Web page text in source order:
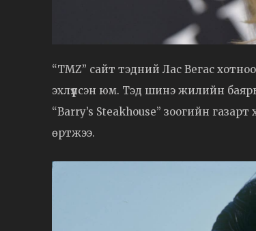
“TMZ” сайт тэдний Лас Вегас
эхлүүлсэн юм. Тэд шинэ жилийн
“Barry’s Steakhouse” зоогийн
өртжээ.